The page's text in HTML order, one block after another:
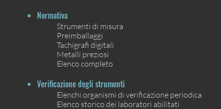
Normativa
Strumenti di misura
Preimballaggi
Tachigrafi digitali
Metalli preziosi
Elenco completo
Verificazione degli strumenti
Elenchi organismi di verificazione periodica
Elenco storico dei laboratori abilitati